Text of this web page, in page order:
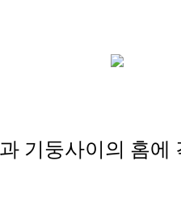
기둥사이의 홈에